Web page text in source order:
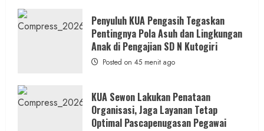
Penyuluh KUA Pengasih Tegaskan
Pentingnya Pola Asuh dan Lingkungan
Anak di Pengajian SD N Kutogiri
Posted on 45 menit ago
KUA Sewon Lakukan Penataan
Organisasi, Jaga Layanan Tetap
Optimal Pascapenugasan Pegawai